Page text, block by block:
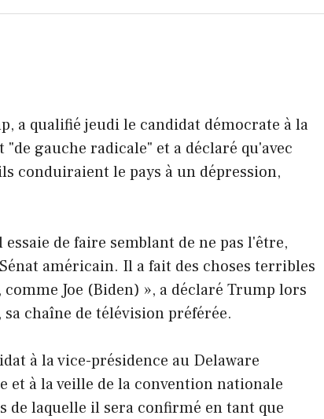
a qualifié jeudi le candidat démocrate à la
gauche radicale" et a déclaré qu'avec
conduiraient le pays à un dépression,
de faire semblant de ne pas l'être,
américain. Il a fait des choses terribles
Joe (Biden) », a déclaré Trump lors
chaîne de télévision préférée.
à la vice-présidence au Delaware
et à la veille de la convention nationale
de laquelle il sera confirmé en tant que